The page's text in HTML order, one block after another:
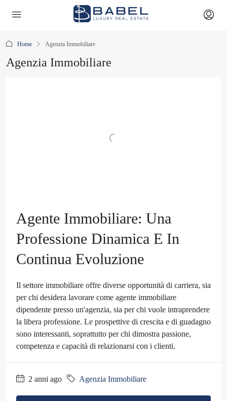
Home Agenzia Immobiliare
Agenzia Immobiliare
Agente Immobiliare: Una
Professione Dinamica E In
Continua Evoluzione
Il settore immobiliare offre diverse opportunità di carriera, sia
per chi desidera lavorare come agente immobiliare
dipendente presso un'agenzia, sia per chi vuole intraprendere
la libera professione. Le prospettive di crescita e di guadagno
sono interessanti, soprattutto per chi dimostra passione,
competenza e capacità di relazionarsi con i clienti.
2 anni ago Agenzia Immobiliare